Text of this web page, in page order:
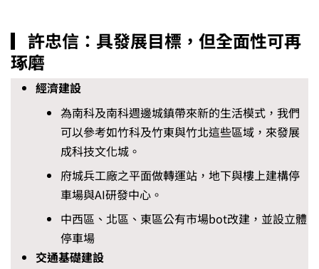
▎許忠信：具發展目標，但全面性可再
琢磨
經濟建設
為南科及南科週邊城鎮帶來新的生活模式，我們
可以參考如竹科及竹東與竹北這些區域，來發展
成科技文化城。
府城兵工廠之平面做轉運站，地下與樓上建構停
車場與AI研發中心。
中西區、北區、東區公有市場bot改建，並設立體
停車場
交通基礎建設